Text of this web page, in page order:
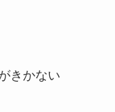
きかない